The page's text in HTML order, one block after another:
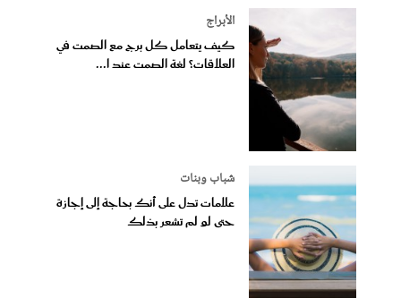
الأبراج
كيف يتعامل كل برج مع الصمت في
العلاقات؟ لغة الصمت عند ا...
شباب وبنات
علامات تدل على أنك بحاجة إلى إجازة
حتى لو لم تشعر بذلك